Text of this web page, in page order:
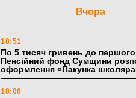
Вчора
18:51
По 5 тисяч гривень до
Пенсійний фонд Сумщини
оформлення «Пакунка
18:06